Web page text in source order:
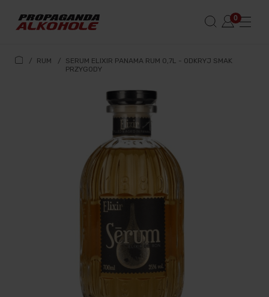
/ RUM /
SERUM ELIXIR PANAMA RUM 0,7L - ODKRYJ SMAK
PRZYGODY